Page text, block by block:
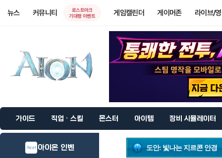
뉴스 커뮤니티
로스트아크
기대평 이벤트
게임캘린더 게이머존 라이브/
가이드 직업 · 스킬 몬스터 아이템 장비 시뮬레이터
아이온 인벤 도안: 빛나는 지르콘 안경